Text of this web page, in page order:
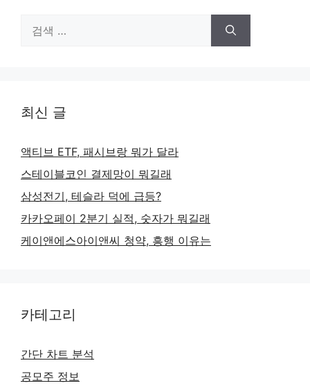
최신 글
액티브 ETF, 패시브랑 뭐가 달라
스테이블코인 결제망이 뭐길래
삼성전기, 테슬라 덕에 급등?
카카오페이 2분기 실적, 숫자가 뭐길래
케이앤에스아이앤씨 청약, 흥행 이유는
카테고리
간단 차트 분석
공모주 정보